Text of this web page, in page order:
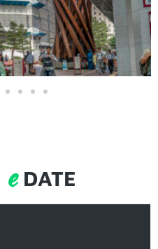
eDATE